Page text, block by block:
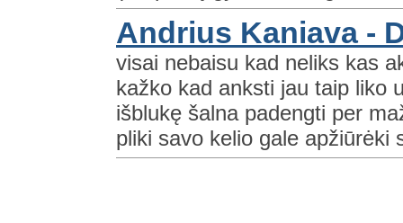
Andrius Kaniava -
visai nebaisu kad neliks kas
kažko kad anksti jau taip liko
išblukę šalna padengti per
pliki savo kelio gale apžiūrėki